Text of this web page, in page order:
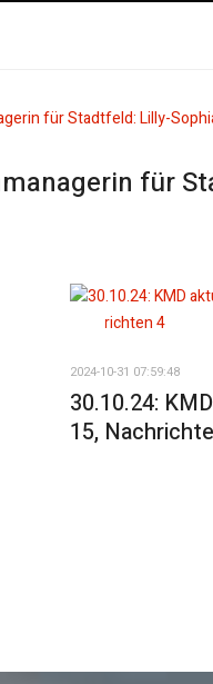
für
2024-10-31 07:59:48
30.10.24:
15,